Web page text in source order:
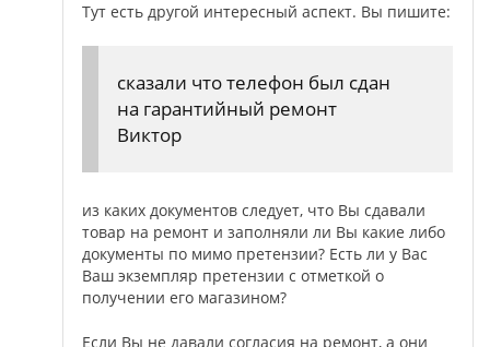
Тут есть другой интересный аспект. Вы пишите:
сказали что телефон был сдан
на гарантийный ремонт
Виктор
из каких документов следует, что Вы сдавали
товар на ремонт и заполняли ли Вы какие либо
документы по мимо претензии? Есть ли у Вас
Ваш экземпляр претензии с отметкой о
получении его магазином?
Если Вы не давали согласия на ремонт, а они